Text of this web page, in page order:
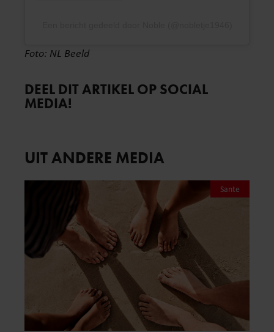
Foto: NL Beeld
DEEL DIT ARTIKEL OP SOCIAL
MEDIA!
UIT ANDERE MEDIA
Sante